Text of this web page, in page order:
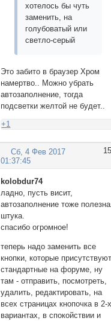
хотелось бы чуть
заменить, на
голубоватый или
светло-серый
Это забито в браузер Хром
намертво.. Можно убрать
автозаполнение, тогда
подсветки желтой не будет..
+1
15
Сб, 4 Фев 2017
01:37:45
kolobdur74
ладно, пусть висит,
автозаполнение тоже
штука.
спасибо огромное!
теперь надо заменить все
кнопки, которые
стандартные на форуме, ну
там - отправить, посмотреть,
удалить, редактировать, на
всех страницах кнопочка в 2-
вариантах, в спокойствии и